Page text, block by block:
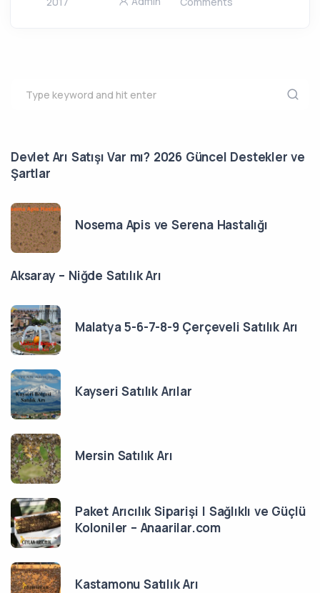
Devlet Arı Satışı Var mı? 2026 Güncel Destekler ve
Şartlar
Nosema Apis ve Serena Hastalığı
Aksaray – Niğde Satılık Arı
Malatya 5-6-7-8-9 Çerçeveli Satılık Arı
Kayseri Satılık Arılar
Mersin Satılık Arı
Paket Arıcılık Siparişi | Sağlıklı ve Güçlü
Koloniler – Anaarilar.com
Kastamonu Satılık Arı